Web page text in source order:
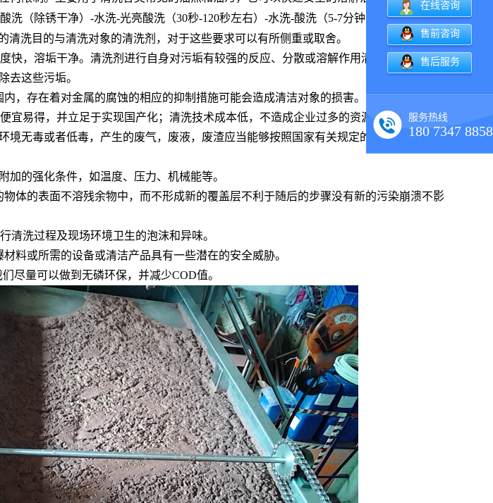
AF-TQ615轮毂脱漆剂 AF-TQ612强力刷涂脱漆剂
洗（除锈干净）-水洗-光亮酸洗（30秒-120秒左右）-水洗-酸洗（5-7分钟）-水洗-发黑-水
清洗目的与清洗对象的清洗剂，对于这些要求可以有所侧重或取舍。
，溶垢干净。清洗剂进行自身对污垢有较强的反应、分散或溶解作用清除工作能力，
去这些污垢。
内，存在着对金属的腐蚀的相应的抑制措施可能会造成清洁对象的损害。
易得，并立足于实现国产化；清洗技术成本低，不造成企业过多的资源管理消耗。
境无毒或者低毒，产生的废气，废液，废渣应当能够按照国家有关规定的要求进行处
加的强化条件，如温度、压力、机械能等。
物体的表面不溶残余物中，而不形成新的覆盖层不利于随后的步骤没有新的污染崩溃不影
洗过程及现场环境卫生的泡沫和异味。
材料或所需的设备或清洁产品具有一些潜在的安全威胁。
量可以做到无磷环保，并减少COD值。
在线咨询
售前咨询
售后服务
服务热线
180 7347 8858